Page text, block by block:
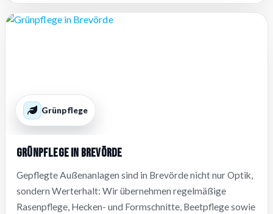
Grünpflege
Grünpflege in Brevörde
Gepflegte Außenanlagen sind in Brevörde nicht nur Optik,
sondern Werterhalt: Wir übernehmen regelmäßige
Rasenpflege, Hecken- und Formschnitte, Beetpflege sowie